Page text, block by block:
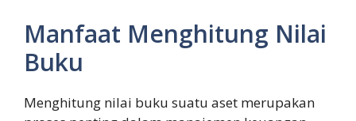
Manfaat Menghitung Nilai
Buku
Menghitung nilai buku suatu aset merupakan